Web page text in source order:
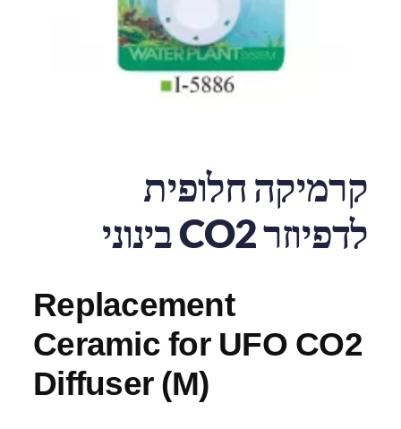
קרמיקה חלופית
לדפיוזר CO2 בינוני
Replacement
Ceramic for UFO CO2
Diffuser (M)